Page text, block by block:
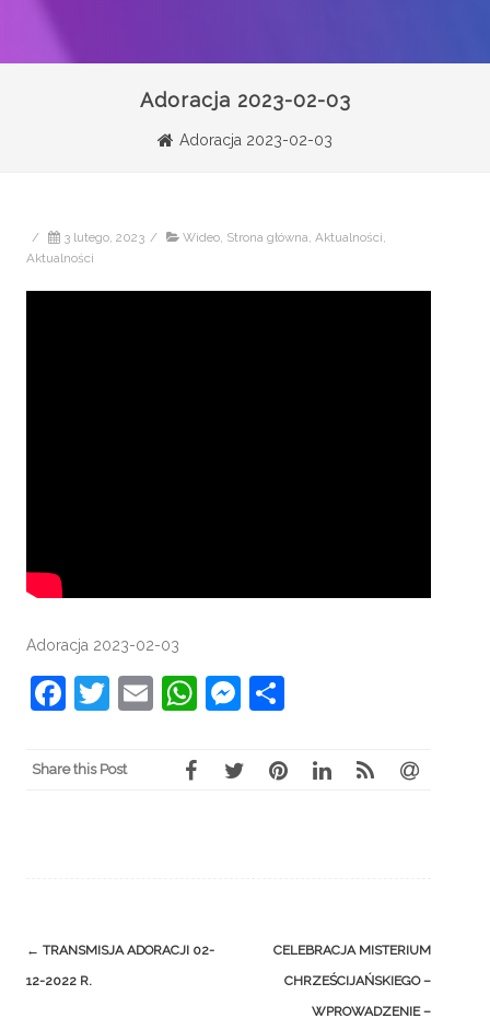
Adoracja 2023-02-03
Adoracja 2023-02-03
/ 3 lutego, 2023 / Wideo, Strona główna, Aktualności,
Aktualności
Adoracja 2023-02-03
Facebook
Twitter
EmailWhatsApp
Messenger
Share this Post
Post
navigation
← TRANSMISJA ADORACJI 02-
12-2022 R.
CELEBRACJA MISTERIUM
CHRZEŚCIJAŃSKIEGO –
WPROWADZENIE –